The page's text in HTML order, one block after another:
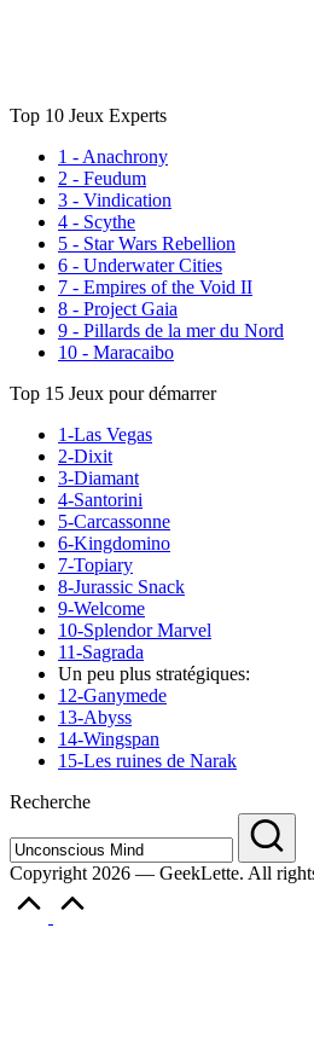
Top 10 Jeux Experts
1 - Anachrony
2 - Feudum
3 - Vindication
4 - Scythe
5 - Star Wars Rebellion
6 - Underwater Cities
7 - Empires of the Void II
8 - Project Gaia
9 - Pillards de la mer du Nord
10 - Maracaibo
Top 15 Jeux pour démarrer
1-Las Vegas
2-Dixit
3-Diamant
4-Santorini
5-Carcassonne
6-Kingdomino
7-Topiary
8-Jurassic Snack
9-Welcome
10-Splendor Marvel
11-Sagrada
Un peu plus stratégiques:
12-Ganymede
13-Abyss
14-Wingspan
15-Les ruines de Narak
Recherche
Copyright 2026 — GeekLette. All